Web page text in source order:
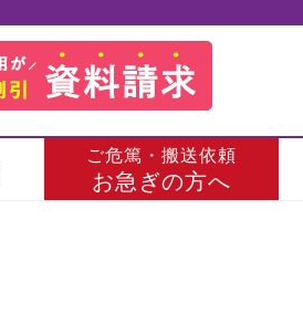
ご危篤・搬送依頼
お急ぎの方へ